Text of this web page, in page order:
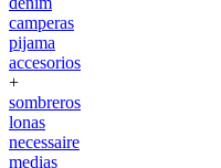
camperas
pijama
accesorios
+
sombreros
lonas
necessaire
medias